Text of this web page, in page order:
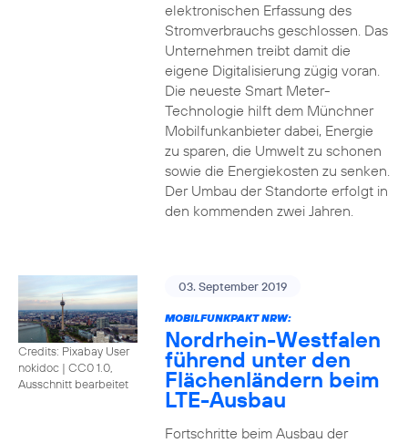
elektronischen Erfassung des
Stromverbrauchs geschlossen. Das
Unternehmen treibt damit die
eigene Digitalisierung zügig voran.
Die neueste Smart Meter-
Technologie hilft dem Münchner
Mobilfunkanbieter dabei, Energie
zu sparen, die Umwelt zu schonen
sowie die Energiekosten zu senken.
Der Umbau der Standorte erfolgt in
den kommenden zwei Jahren.
Credits: Pixabay User
nokidoc | CC0 1.0,
Ausschnitt bearbeitet
03. September 2019
MOBILFUNKPAKT NRW:
Nordrhein-Westfalen
führend unter den
Flächenländern beim
LTE-Ausbau
Fortschritte beim Ausbau der